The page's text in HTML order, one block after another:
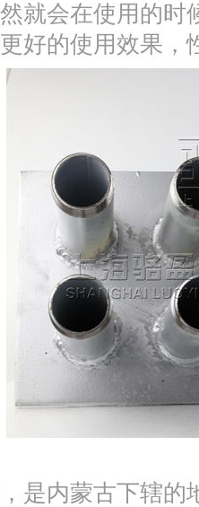
就会在使用的时
好的使用效果，
是内蒙古下辖